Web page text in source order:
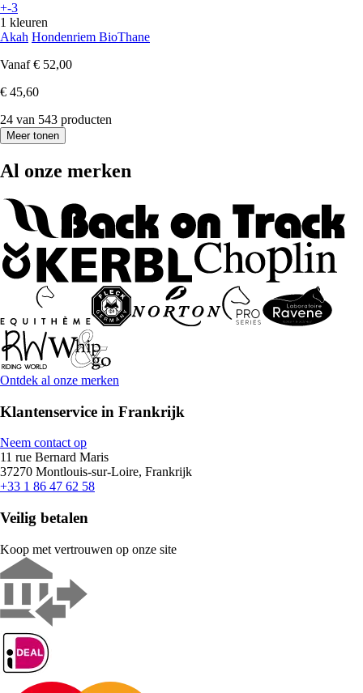
+-3
1 kleuren
Akah Hondenriem BioThane
Vanaf € 52,00
€ 45,60
24 van 543 producten
Meer tonen
Al onze merken
Ontdek al onze merken
Klantenservice in Frankrijk
Neem contact op
11 rue Bernard Maris
37270 Montlouis-sur-Loire, Frankrijk
+33 1 86 47 62 58
Veilig betalen
Koop met vertrouwen op onze site